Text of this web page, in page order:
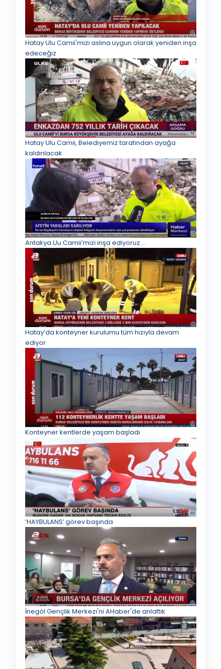
Hatay Ulu Camii'mizi aslına uygun olarak yeniden inşa
edeceğiz
Hatay Ulu Camii, Belediyemiz tarafından ayağa
kaldırılacak
Antakya Uu Camii’mizi inşa ediyoruz.…
Hatay’da konteyner kurulumu tüm hızıyla devam
ediyor
Konteyner kentlerde yaşam başladı
‘HAYBULANS’ görev başında
İnegöl Gençlik Merkezi'ni AHaber'de anlattık